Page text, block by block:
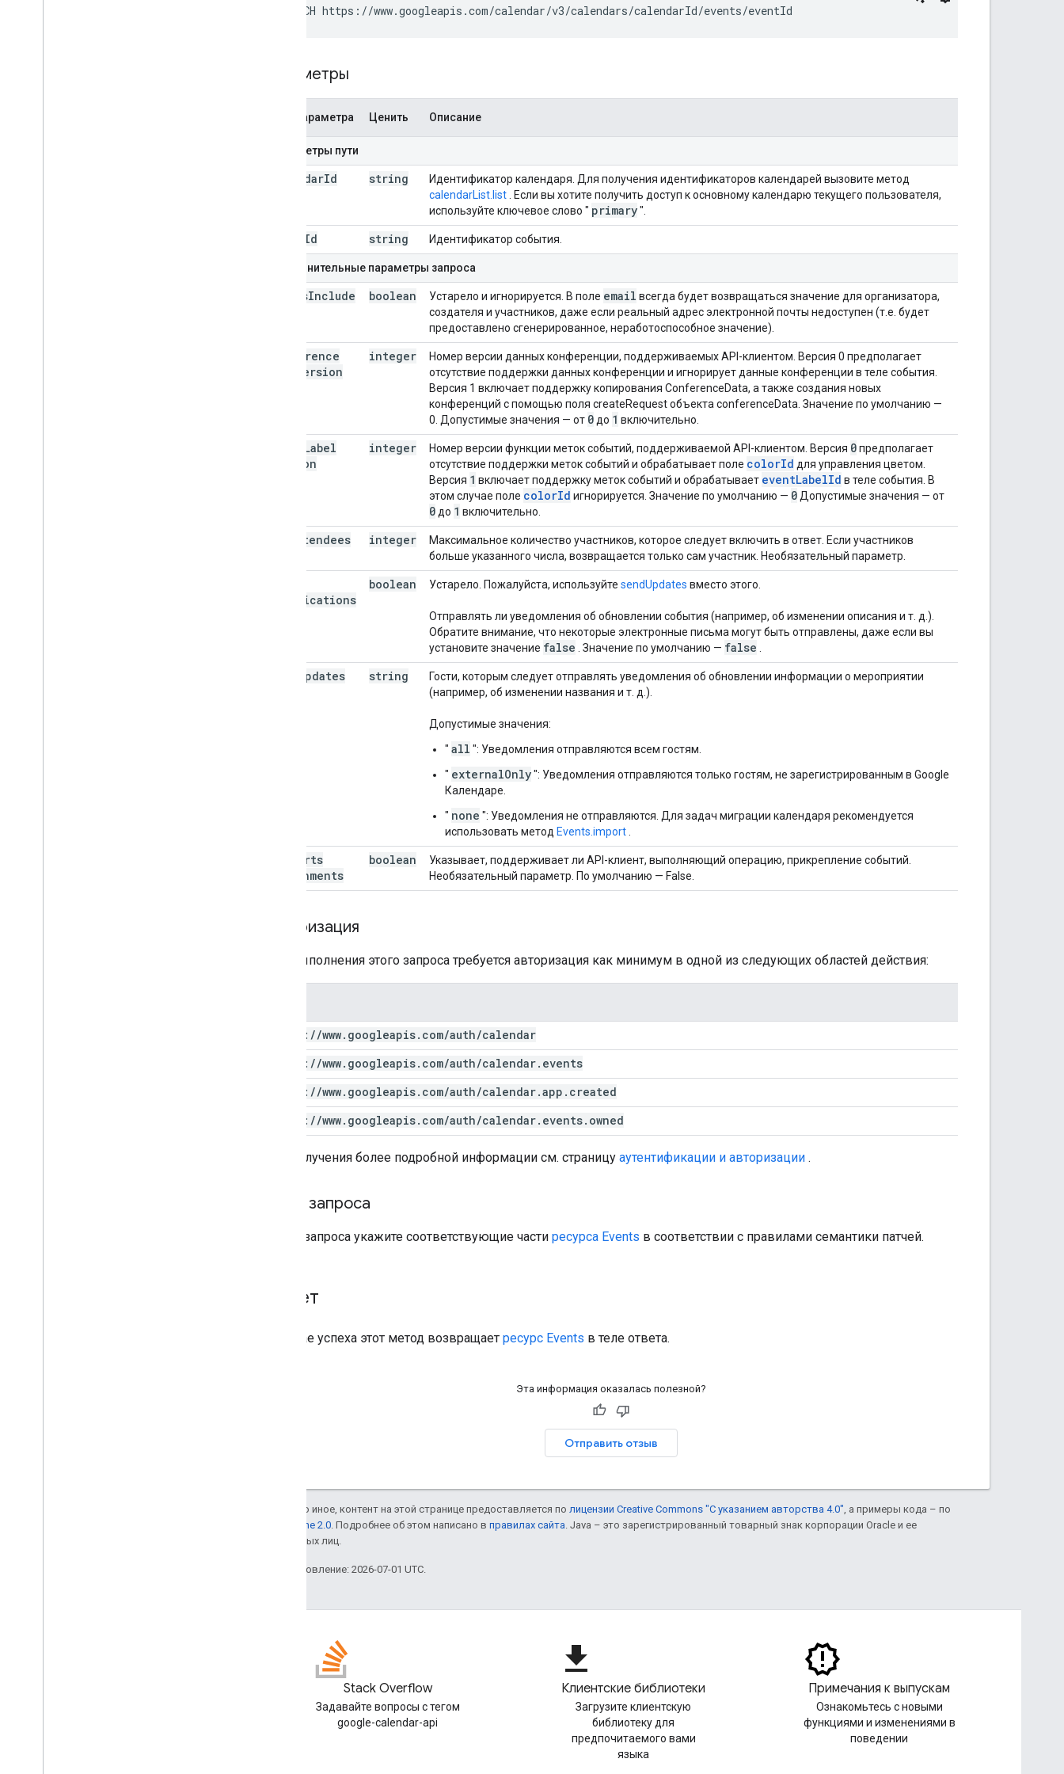
PATCH https://www.googleapis.com/calendar/v3/calendars/calendarId/events/eventId
Параметры
Имя параметра Ценить Описание
Параметры пути
calendarId string
Идентификатор календаря. Для получения идентификаторов календарей вызовите метод
calendarList.list . Если вы хотите получить доступ к основному календарю текущего пользователя,
используйте ключевое слово " primary".
Id string Идентификатор события.
Дополнительные параметры запроса
alwaysInclude
boolean Устарело и игнорируется. В поле email всегда будет возвращаться значение для организатора,
создателя и участников, даже если реальный адрес электронной почты недоступен (т.е. будет
предоставлено сгенерированное, неработоспособное значение).
conference
Version
integer
Номер версии данных конференции, поддерживаемых API-клиентом. Версия 0 предполагает
отсутствие поддержки данных конференции и игнорирует данные конференции в теле события.
Версия 1 включает поддержку копирования ConferenceData, а также создания новых
конференций с помощью поля createRequest объекта conferenceData. Значение по умолчанию —
0. Допустимые значения — от 0 до 1 включительно.
Label
Version
integer Номер версии функции меток событий, поддерживаемой API-клиентом. Версия 0предполагает
отсутствие поддержки меток событий и обрабатывает поле colorId для управления цветом.
Версия 1 включает поддержку меток событий и обрабатывает eventLabelId в теле события. В
этом случае поле colorId игнорируется. Значение по умолчанию — 0 Допустимые значения — от
0 до 1 включительно.
Attendees integer
Максимальное количество участников, которое следует включить в ответ. Если участников
больше указанного числа, возвращается только сам участник. Необязательный параметр.
Notifications
boolean Устарело. Пожалуйста, используйте sendUpdates вместо этого.
Отправлять ли уведомления об обновлении события (например, об изменении описания и т. д.).
Обратите внимание, что некоторые электронные письма могут быть отправлены, даже если вы
установите значение false . Значение по умолчанию — false
Updates string
Гости, которым следует отправлять уведомления об обновлении информации о мероприятии
(например, об изменении названия и т. д.).
Допустимые значения:
" all ": Уведомления отправляются всем гостям.
" externalOnly": Уведомления отправляются только гостям, не зарегистрированным в Google
Календаре.
" none ": Уведомления не отправляются. Для задач миграции календаря рекомендуется
использовать метод Events.import
supports
Attachments
boolean
Указывает, поддерживает ли API-клиент, выполняющий операцию, прикрепление событий.
Необязательный параметр. По умолчанию — False.
Авторизация
Для выполнения этого запроса требуется авторизация как минимум в одной из следующих областей действия:
https: //www. googleapis. com/auth/calendar
https: //www. googleapis. com/auth/calendar. events
https: //www. googleapis. com/auth/calendar.app . created
https: //www. googleapis. com/auth/calendar. events. owned
Для получения более подробной информации см. страницу аутентификации и авторизации .
Текст запроса
В теле запроса укажите соответствующие части ресурса Events в соответствии с правилами семантики патчей.
Ответ
В случае успеха этот метод возвращает ресурс Events в теле ответа.
Эта информация оказалась полезной?
Отправить отзыв
Если не указано иное, контент на этой странице предоставляется по лицензии Creative Commons "С указанием авторства 4.0" , а примеры кода – по
лицензии Apache 2.0 . Подробнее об этом написано в правилах сайта . Java – это зарегистрированный товарный знак корпорации Oracle и ее
аффилированных лиц.
Последнее обновление: 2026-07-01 UTC.
Stack Overflow
Задавайте вопросы с тегом
google-calendar-api
file_download
Клиентские библиотеки
Загрузите клиентскую
библиотеку для
предпочитаемого вами
языка
Примечания к выпускам
Ознакомьтесь с новыми
функциями и изменениями в
поведении